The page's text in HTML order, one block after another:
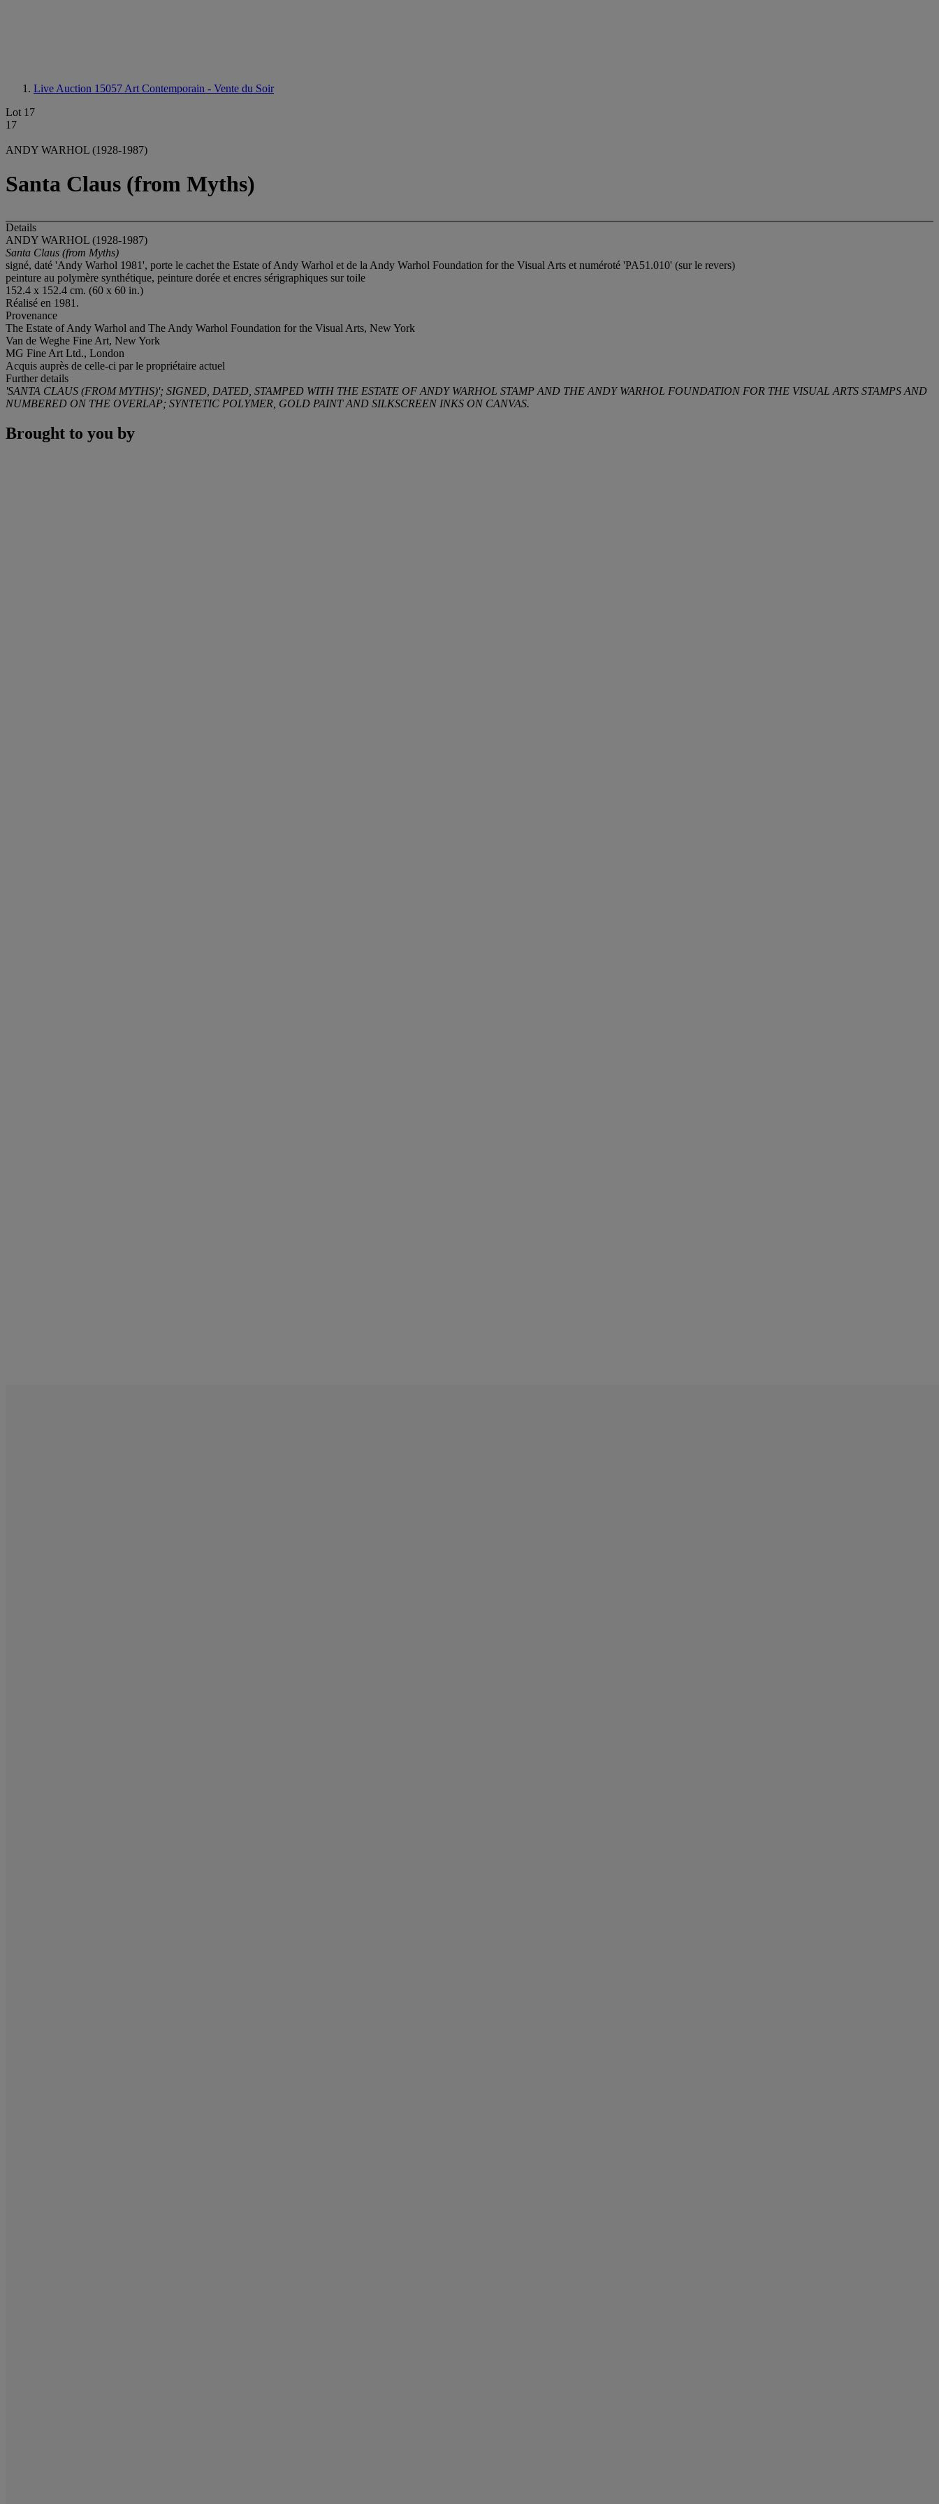
Live Auction 15057 Art Contemporain - Vente du Soir
Lot 17
17
ANDY WARHOL (1928-1987)
Santa Claus (from Myths)
Details
ANDY WARHOL (1928-1987)
Santa Claus (from Myths)
signé, daté 'Andy Warhol 1981', porte le cachet the Estate of Andy Warhol et de la Andy Warhol Foundation for the Visual Arts et numéroté 'PA51.010' (sur le revers)
peinture au polymère synthétique, peinture dorée et encres sérigraphiques sur toile
152.4 x 152.4 cm. (60 x 60 in.)
Réalisé en 1981.
Provenance
The Estate of Andy Warhol and The Andy Warhol Foundation for the Visual Arts, New York
Van de Weghe Fine Art, New York
MG Fine Art Ltd., London
Acquis auprès de celle-ci par le propriétaire actuel
Further details
'SANTA CLAUS (FROM MYTHS)'; SIGNED, DATED, STAMPED WITH THE ESTATE OF ANDY WARHOL STAMP AND THE ANDY WARHOL FOUNDATION FOR THE VISUAL ARTS STAMPS AND
NUMBERED ON THE OVERLAP; SYNTETIC POLYMER, GOLD PAINT AND SILKSCREEN INKS ON CANVAS.
Brought to you by